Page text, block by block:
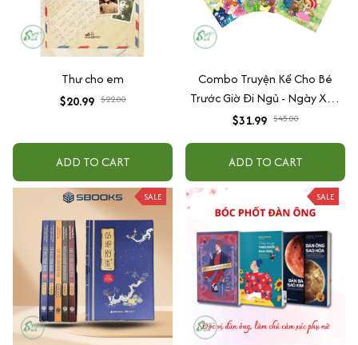
Thư cho em
$20.99 $22.00
ADD TO CART
Combo Truyện Kể Cho Bé
Trước Giờ Đi Ngủ - Ngày Xửa
Ngày Xưa (Trọn Bộ 10 Cuốn)
$31.99 $45.00
ADD TO CART
SALE SALE